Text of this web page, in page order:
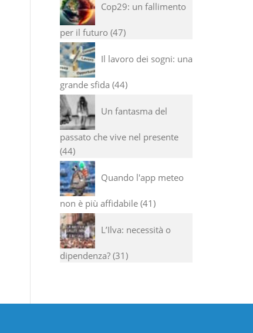
Cop29: un fallimento
per il futuro 47
Il lavoro dei sogni: una
grande sfida 44
Un fantasma del
passato che vive nel presente
44
Quando l'app meteo
non è più affidabile 41
L’Ilva: necessità o
dipendenza? 31